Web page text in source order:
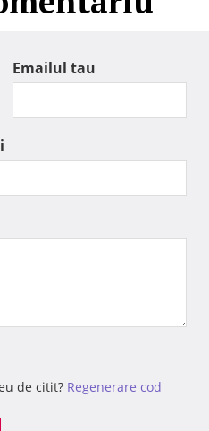
Emailul tau
de citit? Regenerare cod